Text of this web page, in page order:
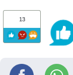
13